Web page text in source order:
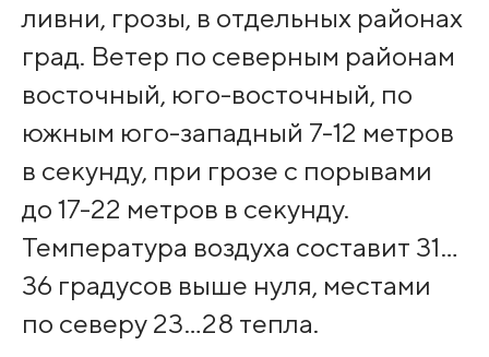
ливни, грозы, в отдельных районах
град. Ветер по северным районам
восточный, юго-восточный, по
южным юго-западный 7-12 метров
в секунду, при грозе с порывами
до 17-22 метров в секунду.
Температура воздуха составит 31…
36 градусов выше нуля, местами
по северу 23…28 тепла.